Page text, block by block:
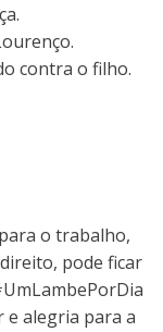
contra o filho.
o trabalho,
pode ficar
e alegria para a